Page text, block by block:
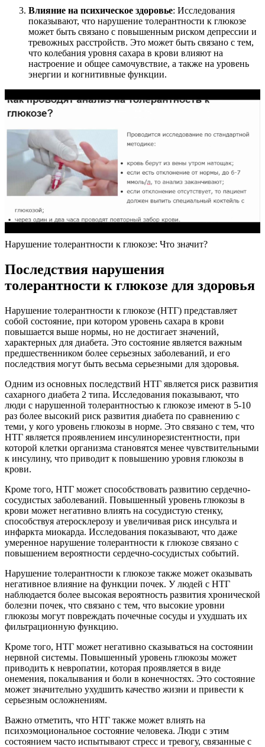
Влияние на психическое здоровье: Исследования
показывают, что нарушение толерантности к глюкозе
может быть связано с повышенным риском депрессии и
тревожных расстройств. Это может быть связано с тем,
что колебания уровня сахара в крови влияют на
настроение и общее самочувствие, а также на уровень
энергии и когнитивные функции.
Нарушение толерантности к глюкозе: Что значит?
Последствия нарушения
толерантности к глюкозе для здоровья
Нарушение толерантности к глюкозе (НТГ) представляет
собой состояние, при котором уровень сахара в крови
повышается выше нормы, но не достигает значений,
характерных для диабета. Это состояние является важным
предшественником более серьезных заболеваний, и его
последствия могут быть весьма серьезными для здоровья.
Одним из основных последствий НТГ является риск развития
сахарного диабета 2 типа. Исследования показывают, что
люди с нарушенной толерантностью к глюкозе имеют в 5-10
раз более высокий риск развития диабета по сравнению с
теми, у кого уровень глюкозы в норме. Это связано с тем, что
НТГ является проявлением инсулинорезистентности, при
которой клетки организма становятся менее чувствительными
к инсулину, что приводит к повышению уровня глюкозы в
крови.
Кроме того, НТГ может способствовать развитию сердечно-
сосудистых заболеваний. Повышенный уровень глюкозы в
крови может негативно влиять на сосудистую стенку,
способствуя атеросклерозу и увеличивая риск инсульта и
инфаркта миокарда. Исследования показывают, что даже
умеренное нарушение толерантности к глюкозе связано с
повышением вероятности сердечно-сосудистых событий.
Нарушение толерантности к глюкозе также может оказывать
негативное влияние на функции почек. У людей с НТГ
наблюдается более высокая вероятность развития хронической
болезни почек, что связано с тем, что высокие уровни
глюкозы могут повреждать почечные сосуды и ухудшать их
фильтрационную функцию.
Кроме того, НТГ может негативно сказываться на состоянии
нервной системы. Повышенный уровень глюкозы может
приводить к невропатии, которая проявляется в виде
онемения, покалывания и боли в конечностях. Это состояние
может значительно ухудшить качество жизни и привести к
серьезным осложнениям.
Важно отметить, что НТГ также может влиять на
психоэмоциональное состояние человека. Люди с этим
состоянием часто испытывают стресс и тревогу, связанные с